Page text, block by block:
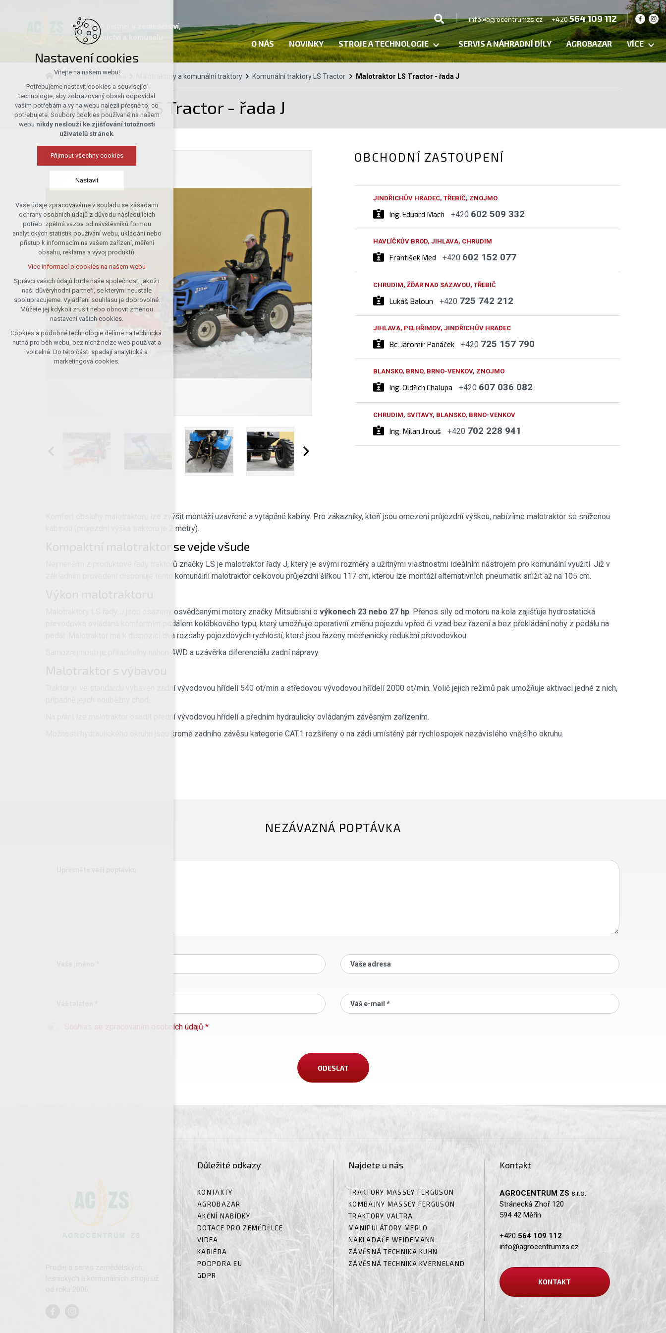
Váš partner
v zemědělství,
lesnictví a komunálu
info@agrocentrumzs.cz +420564 109 112
O NÁS NOVINKY STROJE A TECHNOLOGIE SERVIS A NÁHRADNÍ DÍLY AGROBAZAR VÍCE
Komunální technika Malotraktory a komunální traktory Komunální traktory LS Tractor Malotraktor LS Tractor - řada J
Malotraktor LS Tractor - řada J
OBCHODNÍ ZASTOUPENÍ
Ing. Eduard Mach
JINDŘICHŮV HRADEC, TŘEBÍČ, ZNOJMO
+420 602 509 332
František Med
HAVLÍČKŮV BROD, JIHLAVA, CHRUDIM
+420 602 152 077
Lukáš Baloun
CHRUDIM, ŽĎÁR NAD SÁZAVOU, TŘEBÍČ
+420 725 742 212
Bc. Jaromír Panáček
JIHLAVA, PELHŘIMOV, JINDŘICHŮV HRADEC
+420 725 157 790
Ing. Oldřich Chalupa
BLANSKO, BRNO, BRNO-VENKOV, ZNOJMO
+420 607 036 082
Ing. Milan Jirouš
CHRUDIM, SVITAVY, BLANSKO, BRNO-VENKOV
+420 702 228 941
Komfort obsluhy malotraktoru lze zvýšit montáží uzavřené a vytápěné kabiny. Pro zákazníky, kteří jsou omezeni průjezdní výškou, nabízíme malotraktor se sníženou
kabinou (průjezdní výška traktoru je 2 metry).
Kompaktní malotraktor se vejde všude
Nejmenším z produktové řady traktorů značky LS je malotraktor řady J, který je svými rozměry a užitnými vlastnostmi ideálním nástrojem pro komunální využití. Již v
základním provedení disponuje tento komunální malotraktor celkovou průjezdní šířkou 117 cm, kterou lze montáží alternativních pneumatik snížit až na 105 cm.
Malotraktory LS řady J jsou osazeny osvědčenými motory značky Mitsubishi o výkonech 23 nebo 27 hp. Přenos síly od motoru na kola zajišťuje hydrostatická
převodovka ovládaná komfortním pedálem kolébkového typu, který umožňuje operativní změnu pojezdu vpřed či vzad bez řazení a bez překládání nohy z pedálu na
pedál. Malotraktor má k dispozici dva rozsahy pojezdových rychlostí, které jsou řazeny mechanicky redukční převodovkou.
Samozřejmostí je přiřaditelný náhon 4WD a uzávěrka diferenciálu zadní nápravy.
Traktor je ve standardu vybaven zadní vývodovou hřídelí 540 ot/min a středovou vývodovou hřídelí 2000 ot/min. Volič jejich režimů pak umožňuje aktivaci jedné z nich,
Na přání lze malotraktor osadit přední vývodovou hřídelí a předním hydraulicky ovládaným závěsným zařízením.
Možnosti hydraulického okruhu jsou kromě zadního závěsu kategorie CAT.1 rozšířeny o na zádi umístěný pár rychlospojek nezávislého vnějšího okruhu.
NEZÁVAZNÁ POPTÁVKA
Vaše adresa
Váš e-mail *
Souhlas se zpracováním osobních údajů *
Důležité odkazy
KONTAKTY
AGROBAZAR
AKČNÍ NABÍDKY
DOTACE PRO ZEMĚDĚLCE
VIDEA
KARIÉRA
PODPORA EU
GDPR
Najdete u nás
TRAKTORY MASSEY FERGUSON
KOMBAJNY MASSEY FERGUSON
TRAKTORY VALTRA
MANIPULÁTORY MERLO
NAKLADAČE WEIDEMANN
ZÁVĚSNÁ TECHNIKA KUHN
ZÁVĚSNÁ TECHNIKA KVERNELAND
Kontakt
AGROCENTRUM ZS s.r.o.
Stránecká Zhoř 120
594 42 Měřín
+420 564 109 112
info@agrocentrumzs.cz
KONTAKT
Nastavení cookies
Vítejte na našem webu!
Potřebujeme nastavit cookies a související
technologie, aby zobrazovaný obsah odpovídal
vašim potřebám a vy na webu nalezli přesně to, co
potřebujete. Soubory cookies používané na našem
webu nikdy neslouží ke zjišťování totožnosti
uživatelů stránek.
Přijmout všechny cookies
Nastavit
Technická cookies
nutná pro provozování webu
udržení kontextu stránek (session):
případná přihlášení, volby jazyka, apod.
Volitelná cookies
analytická pro anonymizované
vyhodnocení návštěvnosti
marketingová cookies (Google)
Více informací o cookies na našem webu
Přijmout všechny cookies
Odmítnout vše
Vaše údaje zpracováváme v souladu se zásadami
ochrany osobních údajů z důvodu následujících
potřeb: zpětná vazba od návštěvníků formou
analytických statistik používání webu, ukládání nebo
přístup k informacím na vašem zařízení, měření
obsahu, reklama a vývoj produktů.
Více informací o cookies na našem webu
Správci vašich údajů bude naše společnost, jakož i
naši důvěryhodní partneři, se kterými neustále
spolupracujeme. Vyjádření souhlasu je dobrovolné.
Můžete jej kdykoli zrušit nebo obnovit změnou
nastavení vašich cookies.
Cookies a podobné technologie dělíme na technická:
nutná pro běh webu, bez nichž nelze web používat a
volitelná. Do této části spadají analytická a
marketingová cookies.